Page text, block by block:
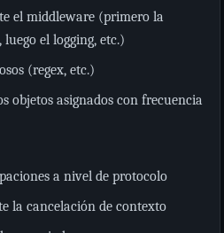
el middleware (primero la
el logging, etc.)
(regex, etc.)
objetos asignados con frecuencia
a nivel de protocolo
la cancelación de contexto